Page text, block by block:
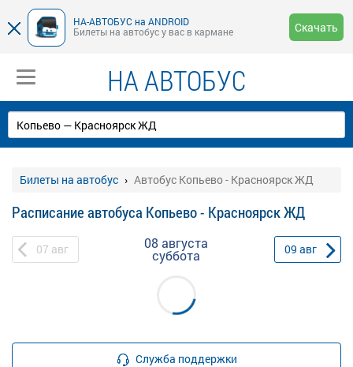
НА-АВТОБУС на ANDROID
Билеты на автобус у вас в кармане
Скачать
НА АВТОБУС
Билеты на автобус Автобус Копьево - Красноярск ЖД
Расписание автобуса Копьево - Красноярск ЖД
07 авг 08 августа
суббота 09 авг
Служба поддержки